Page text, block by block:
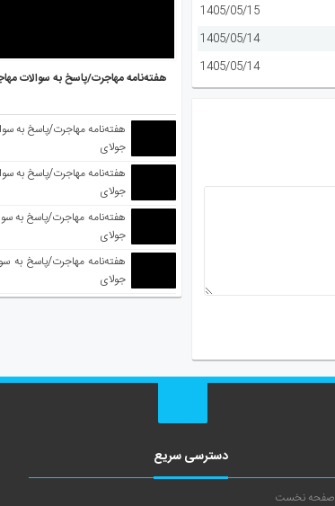
1405/05/15
1405/05/14
1405/05/14
هفته‌نامه مهاجرت/پاسخ به سوالات مهاجرتی ۵
جولای
جولای
جولای
جولای
دسترسی سریع
صفحه نخست